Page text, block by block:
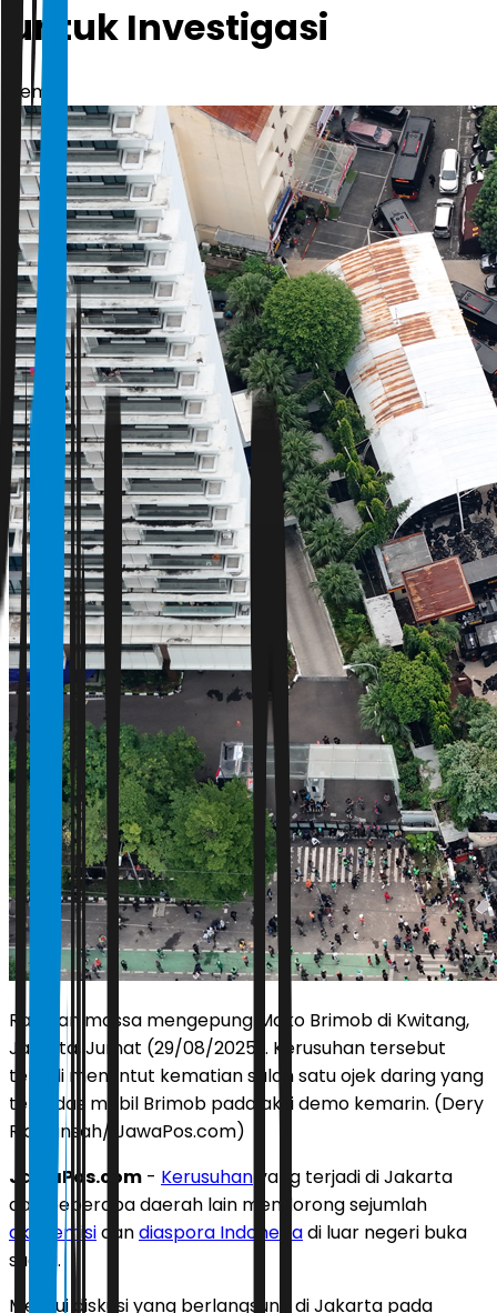
untuk Investigasi
demo
Ratusan massa mengepung Mako Brimob di Kwitang,
Jakarta, Jumat (29/08/2025). Kerusuhan tersebut
terjadi menuntut kematian salah satu ojek daring yang
terlindas mobil Brimob pada aksi demo kemarin. (Dery
Ridwansah/ JawaPos.com)
JawaPos.com - Kerusuhan yang terjadi di Jakarta
dan beberapa daerah lain mendorong sejumlah
akademisidandiaspora Indonesiadi luar negeri buka
suara.
Melalui diskusi yang berlangsung di Jakarta pada